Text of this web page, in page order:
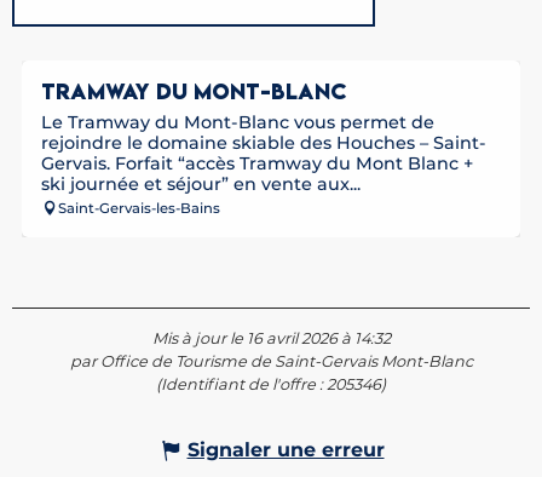
En lien avec
TRAMWAY DU MONT-BLANC
Le Tramway du Mont-Blanc vous permet de
rejoindre le domaine skiable des Houches – Saint-
Gervais. Forfait “accès Tramway du Mont Blanc +
ski journée et séjour” en vente aux...
Saint-Gervais-les-Bains
Mis à jour le 16 avril 2026 à 14:32
par Office de Tourisme de Saint-Gervais Mont-Blanc
(Identifiant de l'offre :205346)
Signaler une erreur